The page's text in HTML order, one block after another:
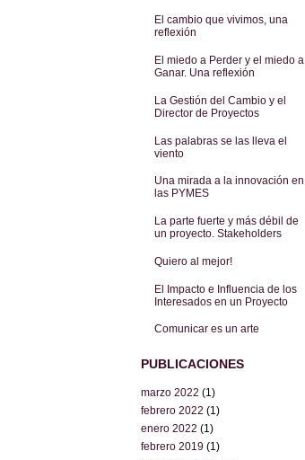
El cambio que vivimos, una
reflexión
El miedo a Perder y el miedo a
Ganar. Una reflexión
La Gestión del Cambio y el
Director de Proyectos
Las palabras se las lleva el
viento
Una mirada a la innovación en
las PYMES
La parte fuerte y más débil de
un proyecto. Stakeholders
Quiero al mejor!
El Impacto e Influencia de los
Interesados en un Proyecto
Comunicar es un arte
PUBLICACIONES
marzo 2022 (1)
febrero 2022 (1)
enero 2022 (1)
febrero 2019 (1)